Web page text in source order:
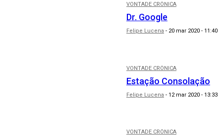
VONTADE CRÔNICA
Dr. Google
Felipe Lucena - 20 mar 2020 - 11:40
VONTADE CRÔNICA
Estação Consolação
Felipe Lucena - 12 mar 2020 - 13:33
VONTADE CRÔNICA